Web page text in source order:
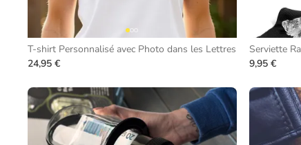
T-shirt Personnalisé avec Photo dans les Lettres
24,95 €
Serviette
9,95 €